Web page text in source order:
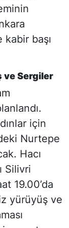
kabir başı
ve Sergiler
için
Nurtepe
Hacı
Silivri
19.00’da
yürüyüş ve